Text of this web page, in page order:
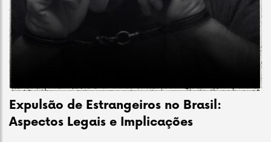
Expulsão de Estrangeiros no Brasil:
Aspectos Legais e Implicações